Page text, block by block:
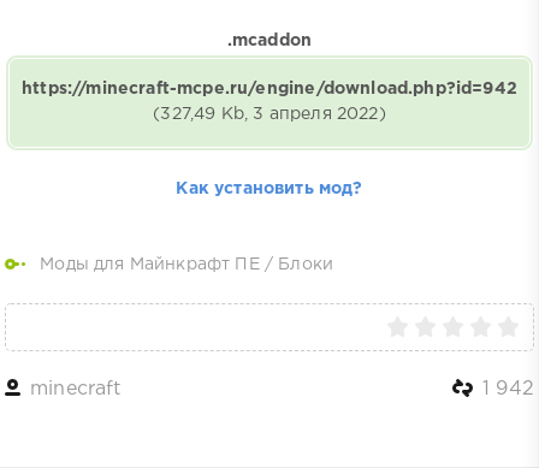
.mcaddon
https://minecraft-mcpe.ru/engine/download.php?id=942
(327,49 Kb, 3 апреля 2022)
Как установить мод?
Моды для Майнкрафт ПЕ / Блоки
minecraft 1 942